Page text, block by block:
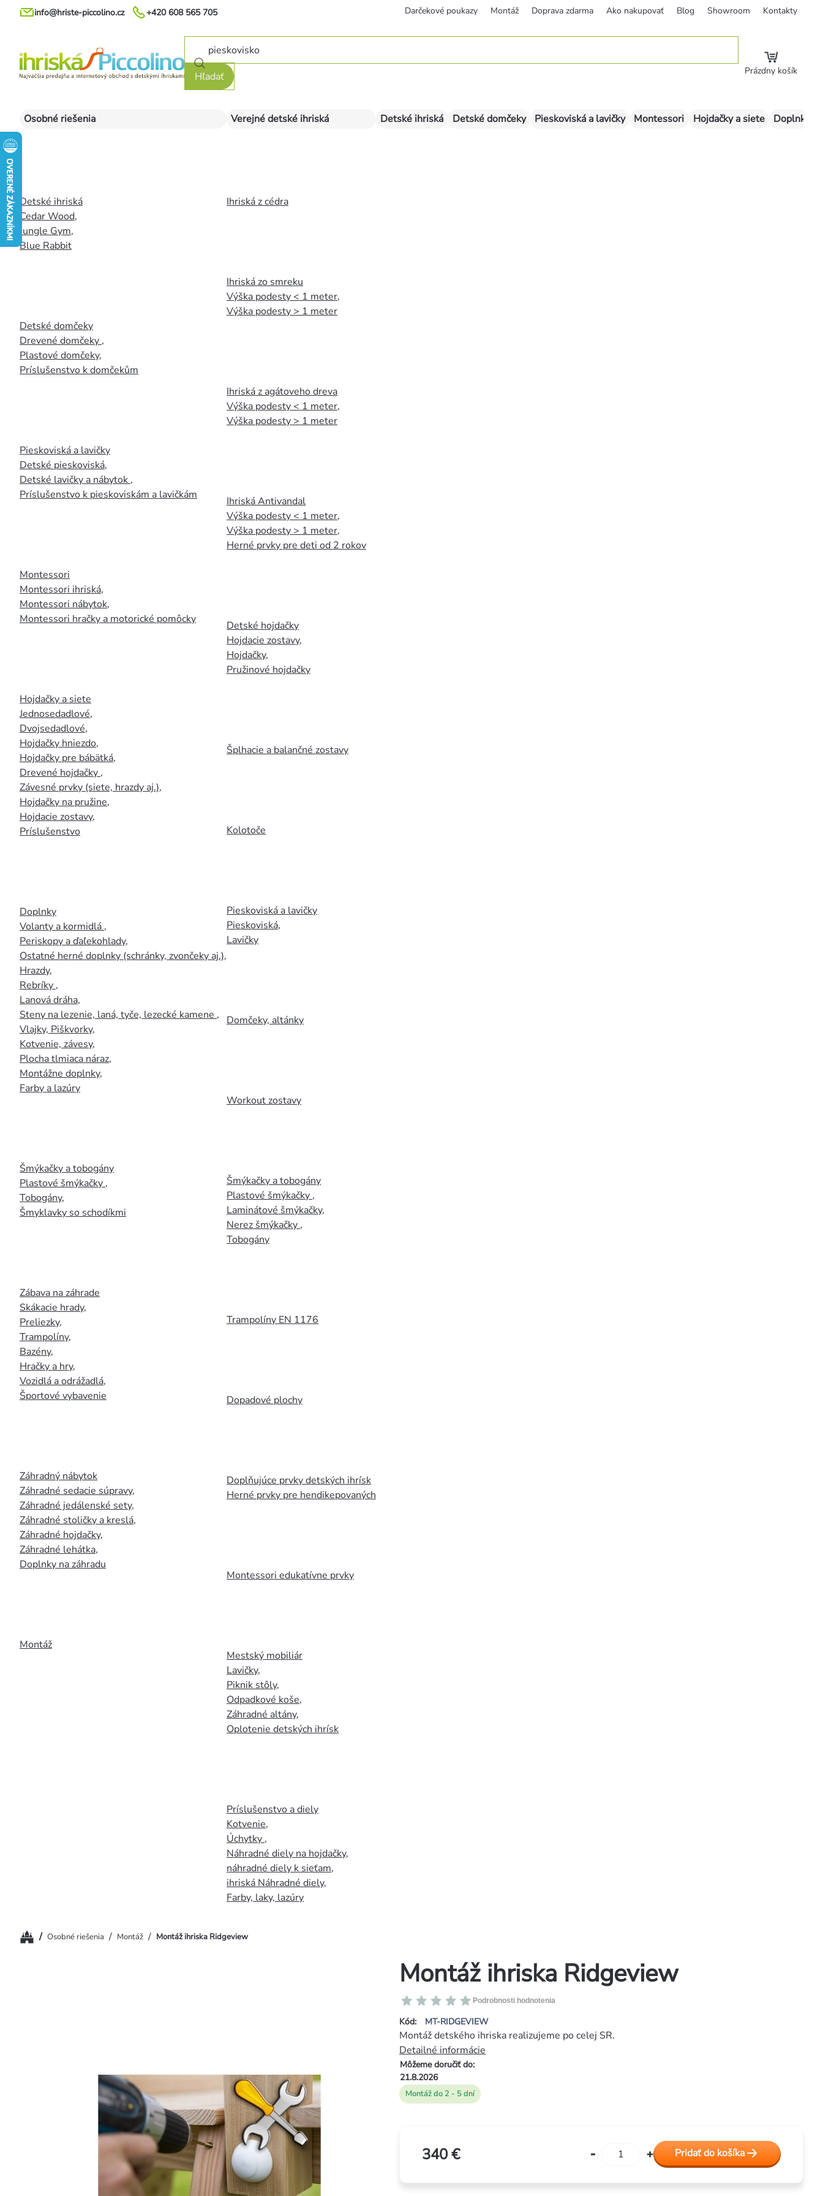
Prejsť
+420 608 565 705
info@hriste-piccolino.cz Darčekové poukazy Montáž Doprava zdarma Ako nakupovať Blog Showroom Kontakty
Hľadať Prázdny košík
Osobné riešenia
Detské ihriská
Cedar Wood,
Jungle Gym,
Blue Rabbit
Detské domčeky
Drevené domčeky ,
Plastové domčeky,
Príslušenstvo k domčekům
Pieskoviská a lavičky
Detské pieskoviská,
Detské lavičky a nábytok ,
Príslušenstvo k pieskoviskám a lavičkám
Montessori
Montessori ihriská,
Montessori nábytok,
Montessori hračky a motorické pomôcky
Hojdačky a siete
Jednosedadlové,
Dvojsedadlové,
Hojdačky hniezdo,
Hojdačky pre bábätká,
Drevené hojdačky ,
Závesné prvky (siete, hrazdy aj.),
Hojdačky na pružine,
Hojdacie zostavy,
Príslušenstvo
Doplnky
Volanty a kormidlá ,
Periskopy a ďaľekohlady,
Ostatné herné doplnky (schránky, zvončeky aj.),
Hrazdy,
Rebríky ,
Lanová dráha,
Steny na lezenie, laná, tyče, lezecké kamene ,
Vlajky, Piškvorky,
Kotvenie, závesy,
Plocha tlmiaca náraz,
Montážne doplnky,
Farby a lazúry
Šmýkačky a tobogány
Plastové šmýkačky ,
Tobogány,
Šmyklavky so schodíkmi
Zábava na záhrade
Skákacie hrady,
Preliezky,
Trampolíny,
Bazény,
Hračky a hry,
Vozidlá a odrážadlá,
Športové vybavenie
Záhradný nábytok
Záhradné sedacie súpravy,
Záhradné jedálenské sety,
Záhradné stoličky a kreslá,
Záhradné hojdačky,
Záhradné lehátka,
Doplnky na záhradu
Montáž
Verejné detské ihriská
Ihriská z cédra
Ihriská zo smreku
Výška podesty < 1 meter,
Výška podesty > 1 meter
Ihriská z agátoveho dreva
Výška podesty < 1 meter,
Výška podesty > 1 meter
Ihriská Antivandal
Výška podesty < 1 meter,
Výška podesty > 1 meter,
Herné prvky pre deti od 2 rokov
Detské hojdačky
Hojdacie zostavy,
Hojdačky,
Pružinové hojdačky
Šplhacie a balančné zostavy
Kolotoče
Pieskoviská a lavičky
Pieskoviská,
Lavičky
Domčeky, altánky
Workout zostavy
Šmýkačky a tobogány
Plastové šmýkačky ,
Laminátové šmýkačky,
Nerez šmýkačky ,
Tobogány
Trampolíny EN 1176
Dopadové plochy
Doplňujúce prvky detských ihrísk
Herné prvky pre hendikepovaných
Montessori edukatívne prvky
Mestský mobiliár
Lavičky,
Piknik stôly,
Odpadkové koše,
Záhradné altány,
Oplotenie detských ihrísk
Príslušenstvo a diely
Kotvenie,
Úchytky ,
Náhradné diely na hojdačky,
náhradné diely k sieťam,
ihriská Náhradné diely,
Farby, laky, lazúry
Detské ihriská Detské domčeky Pieskoviská a lavičky Montessori Hojdačky a siete Doplnky
Domov
/ Osobné riešenia / Montáž / Montáž ihriska Ridgeview
Montáž ihriska Ridgeview
Kód: MT-RIDGEVIEW
Priemerné
hodnotenie
produktu
je
0,0
z
5
hviezdičiek.
Podrobnosti hodnotenia
Montáž do 2 - 5 dní
Môžeme doručiť do:
21.8.2026
Montáž detského ihriska realizujeme po celej SR.
Detailné informácie
340 € Pridať do košíka